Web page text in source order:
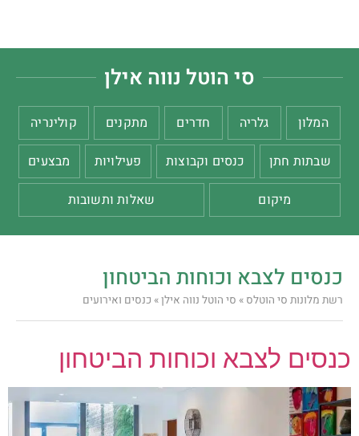
סי הוטל נווה אילן
המלון גלריה חדרים מתקנים
קולינריה
שבתות חתן
כנסים וקבוצות פעילויות
מבצעים
מיקום
שאלות ותשובות
כנסים לצבא וכוחות הביטחון
רשת מלונות סי הוטלס » סי הוטל נווה אילן» כנסים ואירועים
כנסים לצבא וכוחות הביטחון